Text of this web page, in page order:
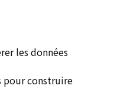
les données
pour construire